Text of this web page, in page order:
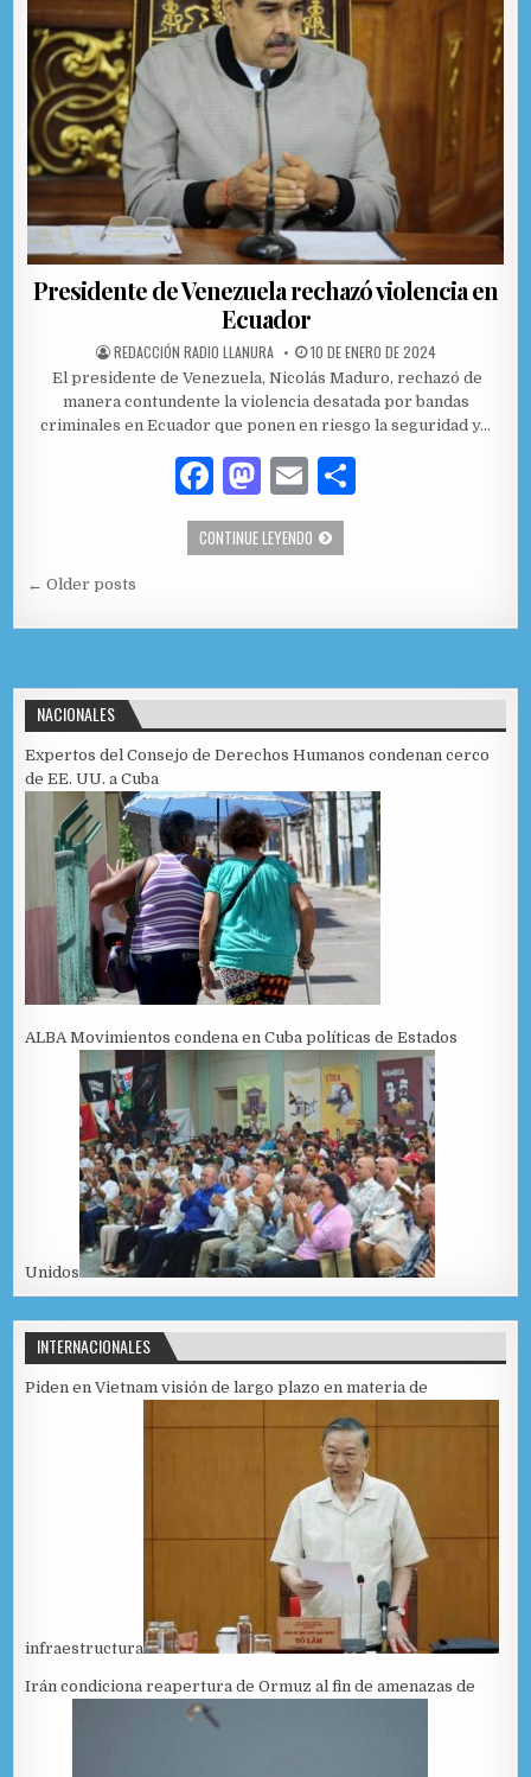
o
k
Presidente de Venezuela rechazó violencia en
Ecuador
AUTHOR:
REDACCIÓN RADIO LLANURA PUBLISHED DATE:
10 DE ENERO DE 2024
El presidente de Venezuela, Nicolás Maduro, rechazó de
manera contundente la violencia desatada por bandas
criminales en Ecuador que ponen en riesgo la seguridad y…
F
a
c
b
o
k
M
as
to
o
E
m
ai
ar
r
CONTINUE LEYENDO PRESIDENTE DE VENEZUELA
Navegación de entradas
← Older posts
NACIONALES
Expertos del Consejo de Derechos Humanos condenan cerco
de EE. UU. a Cuba
ALBA Movimientos condena en Cuba políticas de Estados
Unidos
INTERNACIONALES
Piden en Vietnam visión de largo plazo en materia de
infraestructura
Irán condiciona reapertura de Ormuz al fin de amenazas de